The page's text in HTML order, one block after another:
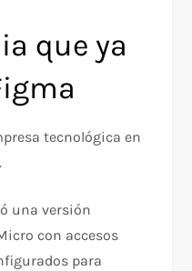
que ya
tecnológica en
una versión
con accesos
para